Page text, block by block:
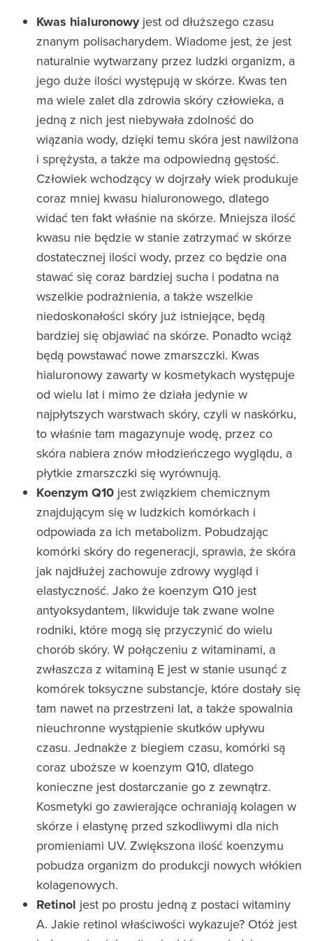
Kwas hialuronowyjest od dłuższego czasu
znanym polisacharydem. Wiadome jest, że jest
naturalnie wytwarzany przez ludzki organizm, a
jego duże ilości występują w skórze. Kwas ten
ma wiele zalet dla zdrowia skóry człowieka, a
jedną z nich jest niebywała zdolność do
wiązania wody, dzięki temu skóra jest nawilżona
i sprężysta, a także ma odpowiedną gęstość.
Człowiek wchodzący w dojrzały wiek produkuje
coraz mniej kwasu hialuronowego, dlatego
widać ten fakt właśnie na skórze. Mniejsza ilość
kwasu nie będzie w stanie zatrzymać w skórze
dostatecznej ilości wody, przez co będzie ona
stawać się coraz bardziej sucha i podatna na
wszelkie podrażnienia, a także wszelkie
niedoskonałości skóry już istniejące, będą
bardziej się objawiać na skórze. Ponadto wciąż
będą powstawać nowe zmarszczki. Kwas
hialuronowy zawarty w kosmetykach występuje
od wielu lat i mimo że działa jedynie w
najpłytszych warstwach skóry, czyli w naskórku,
to właśnie tam magazynuje wodę, przez co
skóra nabiera znów młodzieńczego wyglądu, a
płytkie zmarszczki się wyrównują.
Koenzym Q10 jest związkiem chemicznym
znajdującym się w ludzkich komórkach i
odpowiada za ich metabolizm. Pobudzając
komórki skóry do regeneracji, sprawia, że skóra
jak najdłużej zachowuje zdrowy wygląd i
elastyczność. Jako że koenzym Q10 jest
antyoksydantem, likwiduje tak zwane wolne
rodniki, które mogą się przyczynić do wielu
chorób skóry. W połączeniu z witaminami, a
zwłaszcza z witaminą E jest w stanie usunąć z
komórek toksyczne substancje, które dostały się
tam nawet na przestrzeni lat, a także spowalnia
nieuchronne wystąpienie skutków upływu
czasu. Jednakże z biegiem czasu, komórki są
coraz uboższe w koenzym Q10, dlatego
konieczne jest dostarczanie go z zewnątrz.
Kosmetyki go zawierające ochraniają kolagen w
skórze i elastynę przed szkodliwymi dla nich
promieniami UV. Zwiększona ilość koenzymu
pobudza organizm do produkcji nowych włókien
kolagenowych.
Retinol jest po prostu jedną z postaci witaminy
A. Jakie retinol właściwości wykazuje? Otóż jest